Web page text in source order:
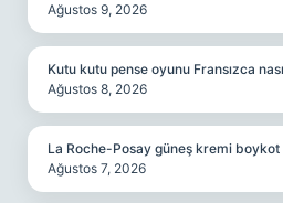
Ağustos 9, 2026
Kutu kutu pense oyunu Fransızca
Ağustos 8, 2026
La Roche-Posay güneş kremi
Ağustos 7, 2026